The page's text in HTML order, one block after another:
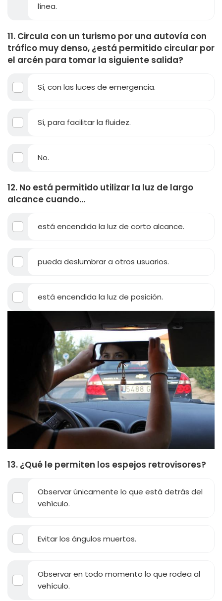
línea.
11. Circula con un turismo por una autovía con
tráfico muy denso, ¿está permitido circular por
el arcén para tomar la siguiente salida?
Sí, con las luces de emergencia.
Sí, para facilitar la fluidez.
No.
12. No está permitido utilizar la luz de largo
alcance cuando...
está encendida la luz de corto alcance.
pueda deslumbrar a otros usuarios.
está encendida la luz de posición.
13. ¿Qué le permiten los espejos retrovisores?
Observar únicamente lo que está detrás del
vehículo.
Evitar los ángulos muertos.
Observar en todo momento lo que rodea al
vehículo.